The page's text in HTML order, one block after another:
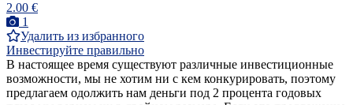
2.00 €
1
Удалить из избранного
Инвестируйте правильно
В настоящее время существуют различные инвестиционные
возможности, мы не хотим ни с кем конкурировать, поэтому
предлагаем одолжить нам деньги под 2 процента годовых